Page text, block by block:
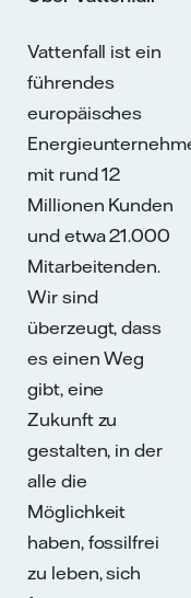
Vattenfall ist ein
führendes
europäisches
mit rund 12
Millionen Kunden
und etwa 21.000
Mitarbeitenden.
Wir sind
überzeugt, dass
es einen Weg
gibt, eine
Zukunft zu
gestalten, in der
alle die
Möglichkeit
haben, fossilfrei
zu leben, sich